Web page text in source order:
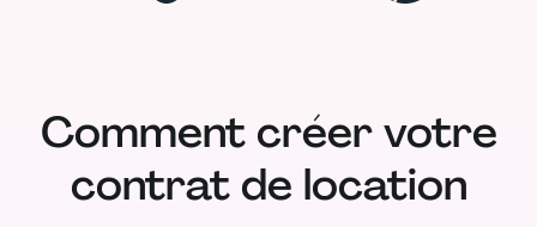
Comment créer votre
contrat de location